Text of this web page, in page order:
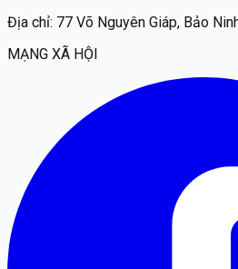
Địa chỉ: 77 Võ Nguyên Giáp, Bảo
MẠNG XÃ HỘI